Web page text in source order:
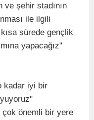
ve şehir stadının
ile ilgili
sürede gençlik
yapacağız"
kadar iyi bir
çok önemli bir yere